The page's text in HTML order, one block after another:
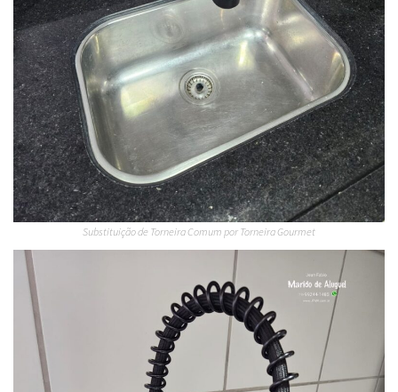
Substituição de Torneira Comum por Torneira Gourmet